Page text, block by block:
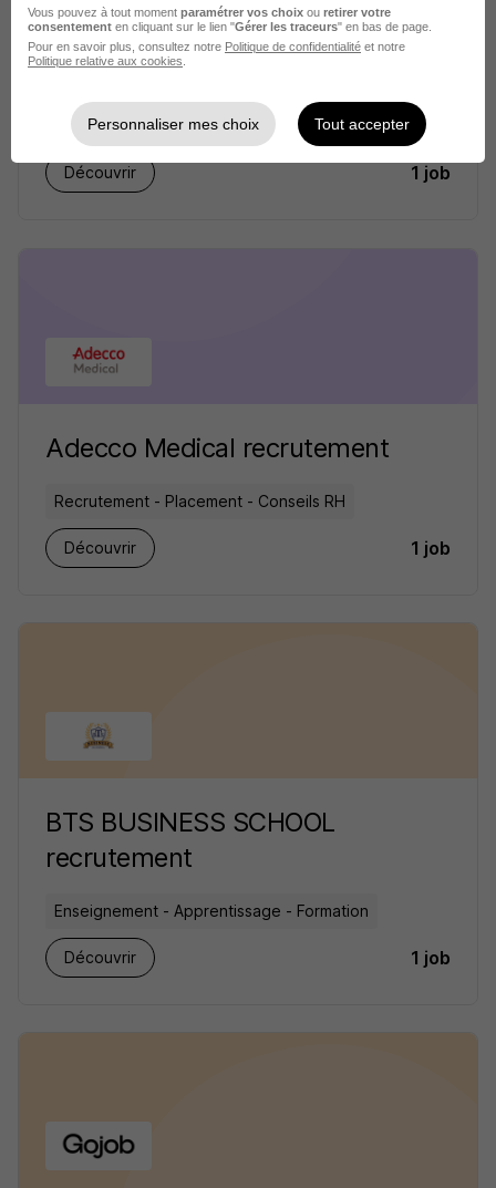
Norauto recrutement
Distribution / Auto Moto - Vente et réparation
Découvrir 1 job
Adecco Medical recrutement
Recrutement - Placement - Conseils RH
Découvrir 1 job
BTS BUSINESS SCHOOL
recrutement
Enseignement - Apprentissage - Formation
Découvrir 1 job
Vous pouvez à tout moment paramétrer vos choix ou retirer votre
consentement en cliquant sur le lien "Gérer les traceurs" en bas de page.
Pour en savoir plus, consultez notre Politique de confidentialité et notre
Politique relative aux cookies
Personnaliser mes choix Tout accepter